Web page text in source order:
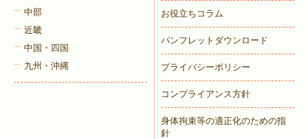
中部
近畿
中国・四国
九州・沖縄
お役立ちコラム
パンフレットダウンロード
プライバシーポリシー
コンプライアンス方針
身体拘束等の適正化のための指
針